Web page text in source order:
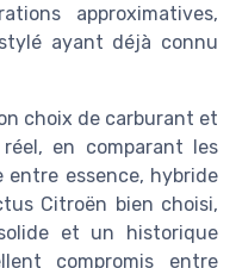
approximatives,
ayant déjà connu
choix de carburant et
en comparant les
entre essence, hybride
Citroën bien choisi,
et un historique
compromis entre